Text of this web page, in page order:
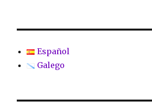
Español
Galego